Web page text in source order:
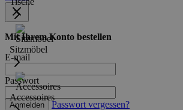
Sitzmöbel
Accessoires
Mit Ihrem Konto bestellen
E-mail
Passwort
Anmelden Passwort vergessen?